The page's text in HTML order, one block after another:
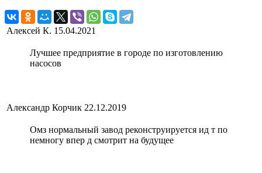
Алексей К. 15.04.2021
Лучшее предприятие в городе по изготовлению
насосов
Александр Корчик 22.12.2019
Омз нормальный завод реконструируется ид т по
немногу впер д смотрит на будущее